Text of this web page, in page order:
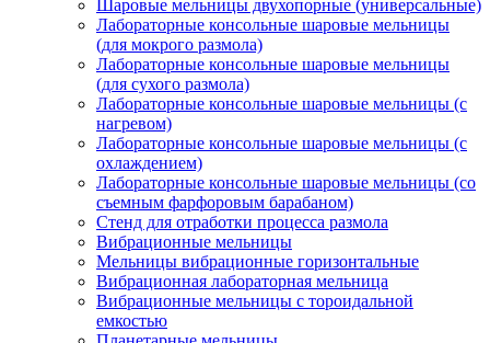
Шаровые мельницы двухопорные (универсальные)
Лабораторные консольные шаровые мельницы
(для мокрого размола)
Лабораторные консольные шаровые мельницы
(для сухого размола)
Лабораторные консольные шаровые мельницы (с
нагревом)
Лабораторные консольные шаровые мельницы (с
охлаждением)
Лабораторные консольные шаровые мельницы (со
съемным фарфоровым барабаном)
Стенд для отработки процесса размола
Вибрационные мельницы
Мельницы вибрационные горизонтальные
Вибрационная лабораторная мельница
Вибрационные мельницы с тороидальной
емкостью